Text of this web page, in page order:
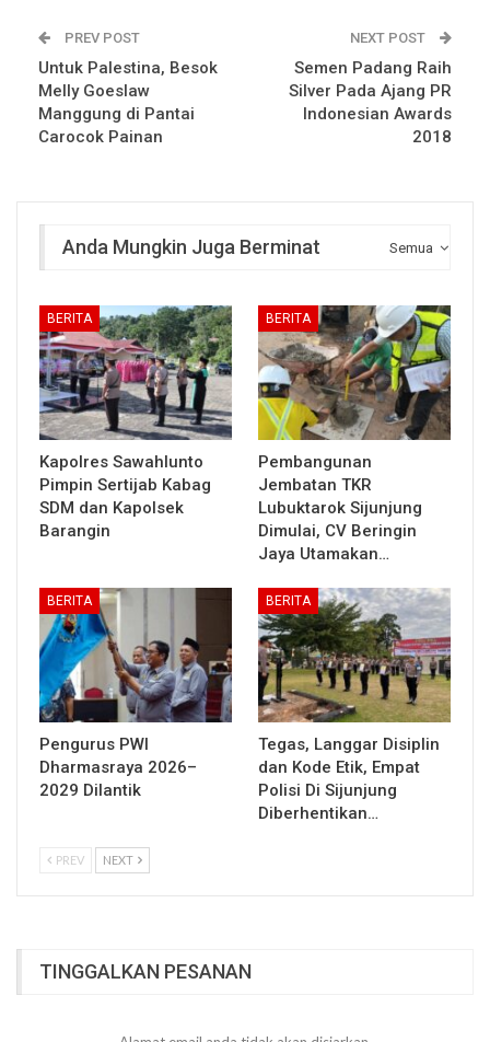
PREV POST
Untuk Palestina, Besok
Melly Goeslaw
Manggung di Pantai
Carocok Painan
NEXT POST
Semen Padang Raih
Silver Pada Ajang PR
Indonesian Awards
2018
Semua
Anda Mungkin Juga Berminat
BERITA
Kapolres Sawahlunto
Pimpin Sertijab Kabag
SDM dan Kapolsek
Barangin
BERITA
Pembangunan
Jembatan TKR
Lubuktarok Sijunjung
Dimulai, CV Beringin
Jaya Utamakan…
BERITA
Pengurus PWI
Dharmasraya 2026–
2029 Dilantik
BERITA
Tegas, Langgar Disiplin
dan Kode Etik, Empat
Polisi Di Sijunjung
Diberhentikan…
PREV NEXT
TINGGALKAN PESANAN